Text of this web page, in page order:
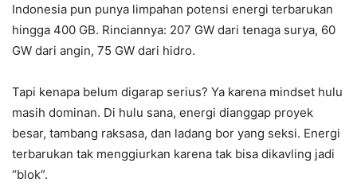
Indonesia pun punya limpahan potensi energi terbarukan
hingga 400 GB. Rinciannya: 207 GW dari tenaga surya, 60
GW dari angin, 75 GW dari hidro.
Tapi kenapa belum digarap serius? Ya karena mindset hulu
masih dominan. Di hulu sana, energi dianggap proyek
besar, tambang raksasa, dan ladang bor yang seksi. Energi
terbarukan tak menggiurkan karena tak bisa dikavling jadi
“blok”.